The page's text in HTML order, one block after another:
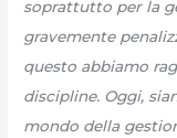
soprattutto per la
gravemente
questo abbiamo
discipline. Oggi,
mondo della